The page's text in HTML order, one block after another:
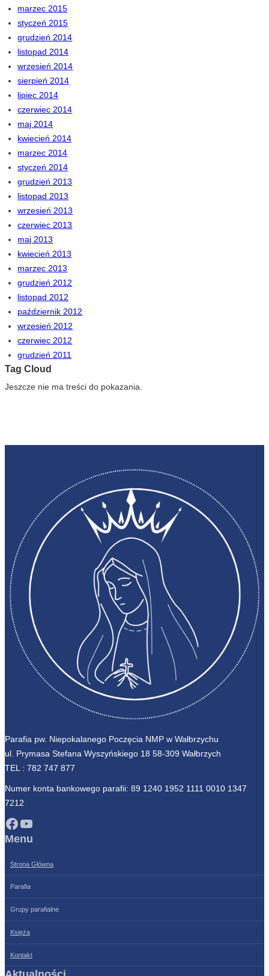
marzec 2015
styczeń 2015
grudzień 2014
listopad 2014
wrzesień 2014
sierpień 2014
lipiec 2014
czerwiec 2014
maj 2014
kwiecień 2014
marzec 2014
styczeń 2014
grudzień 2013
listopad 2013
wrzesień 2013
czerwiec 2013
maj 2013
kwiecień 2013
marzec 2013
grudzień 2012
listopad 2012
październik 2012
wrzesień 2012
czerwiec 2012
grudzień 2011
Tag Cloud
Jeszcze nie ma treści do pokazania.
Parafia pw. Niepokalanego Poczęcia NMP w Wałbrzychu
ul. Prymasa Stefana Wyszyńskiego 18 58-309 Wałbrzych
TEL : 782 747 877
Numer konta bankowego parafii: 89 1240 1952 1111 0010 1347
7212
Facebook YouTube
Menu
Strona Główna
Parafia
Grupy parafialne
Księża
Kontakt